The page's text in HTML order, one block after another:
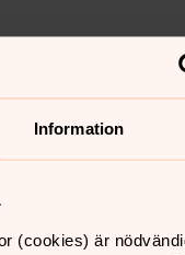
Information
(cookies) är
förtroendevalda
ansvarar
som är vigda till
uppdraget att
och